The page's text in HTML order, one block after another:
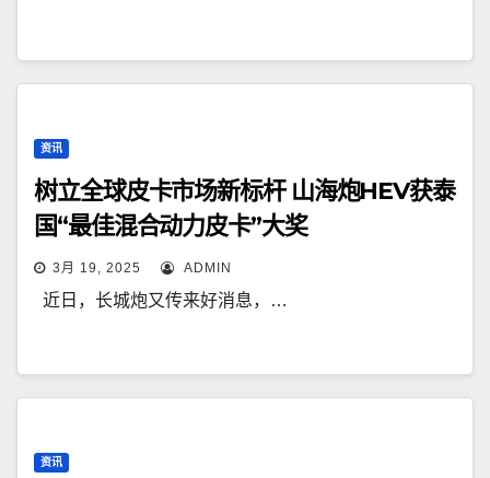
资讯
树立全球皮卡市场新标杆 山海炮HEV获泰
国“最佳混合动力皮卡”大奖
3月 19, 2025 ADMIN
近日，长城炮又传来好消息，…
资讯